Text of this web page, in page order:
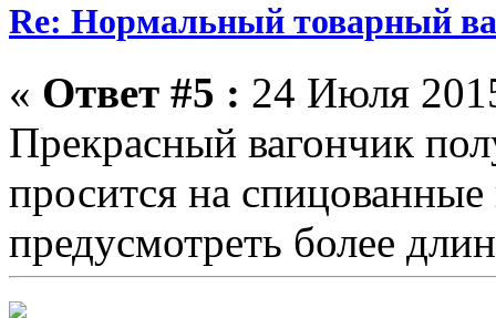
Re: Нормальный товарный
« Ответ #5 : 24 Июля
Прекрасный вагончик
просится на спицованные
предусмотреть более